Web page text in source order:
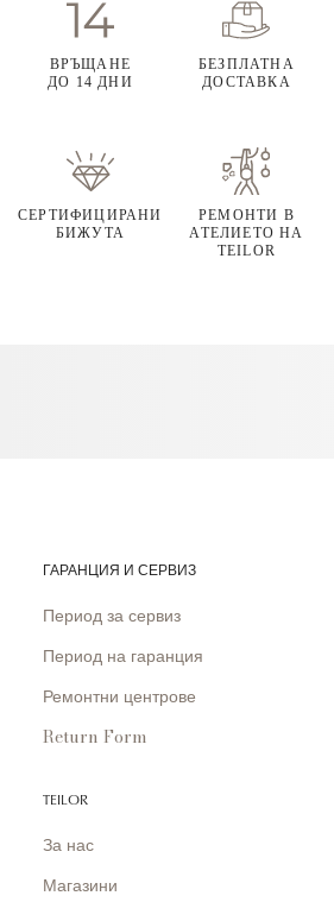
ВРЪЩАНЕ
ДО 14 ДНИ
БЕЗПЛАТНА
ДОСТАВКА
СЕРТИФИЦИРАНИ
БИЖУТА
РЕМОНТИ В
АТЕЛИЕТО НА
TEILOR
ГАРАНЦИЯ И СЕРВИЗ
Период за сервиз
Период на гаранция
Ремонтни центрове
Return Form
TEILOR
За нас
Магазини